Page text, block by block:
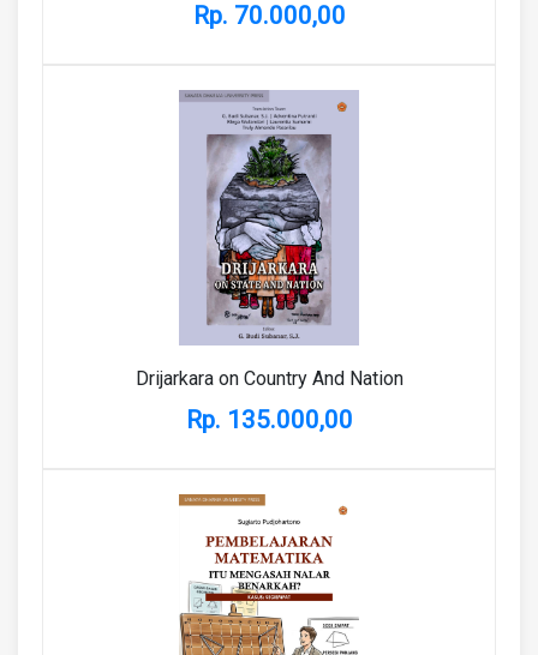
Rp. 70.000,00
Drijarkara on Country And Nation
Rp. 135.000,00